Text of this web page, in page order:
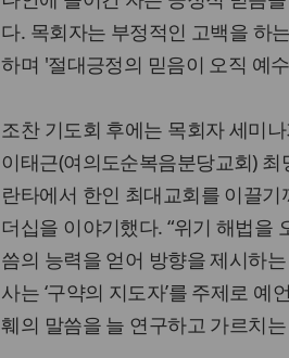
다. 목회자는 부정적인 고백을 하
하며 '절대긍정의 믿음이 오직 예
조찬 기도회 후에는 목회자 세미
이태근(여의도순복음분당교회)
란타에서 한인 최대교회를 이끌
더십을 이야기했다. “위기 해법을
씀의 능력을 얻어 방향을 제시하
사는 ‘구약의 지도자’를 주제로
훼의 말씀을 늘 연구하고 가르치